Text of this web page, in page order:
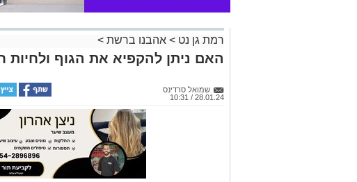
רמת גן נט > אהבנו ברשת >
האם ניתן להקפיא את הגוף ולחיות
שמואל סרדינס
28.01.24 / 10:31